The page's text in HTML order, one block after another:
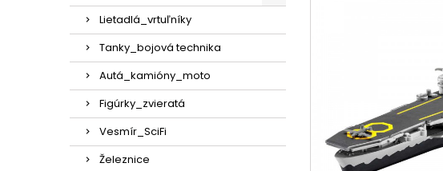
Lietadlá_vrtuľníky
Tanky_bojová technika
Autá_kamióny_moto
Figúrky_zvieratá
Vesmír_SciFi
Železnice